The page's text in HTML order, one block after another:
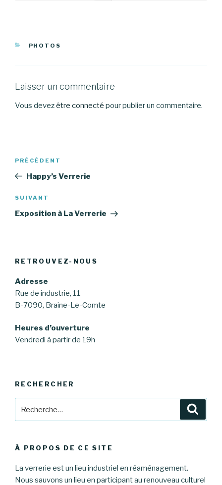
CATÉGORIES
PHOTOS
Laisser un commentaire
Vous devezêtre connecté pour publier un commentaire.
Navigation
l’article
Article
précédent
PRÉCÉDENT
Happy’s Verrerie
Article
suivant
SUIVANT
Exposition à La Verrerie
RETROUVEZ-NOUS
Adresse
Rue de industrie, 11
B-7090, Braine-Le-Comte
Heures d’ouverture
Vendredi à partir de 19h
RECHERCHER
À PROPOS DE CE SITE
La verrerie est un lieu industriel en réaménagement.
Nous sauvons un lieu en participant au renouveau culturel